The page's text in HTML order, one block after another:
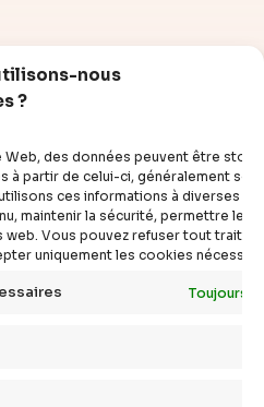
nous
?
Web, des données peuvent être
à partir de celui-ci, généralement
ces informations à diverses
maintenir la sécurité, permettre le
web. Vous pouvez refuser tout
uniquement les cookies
Toujours